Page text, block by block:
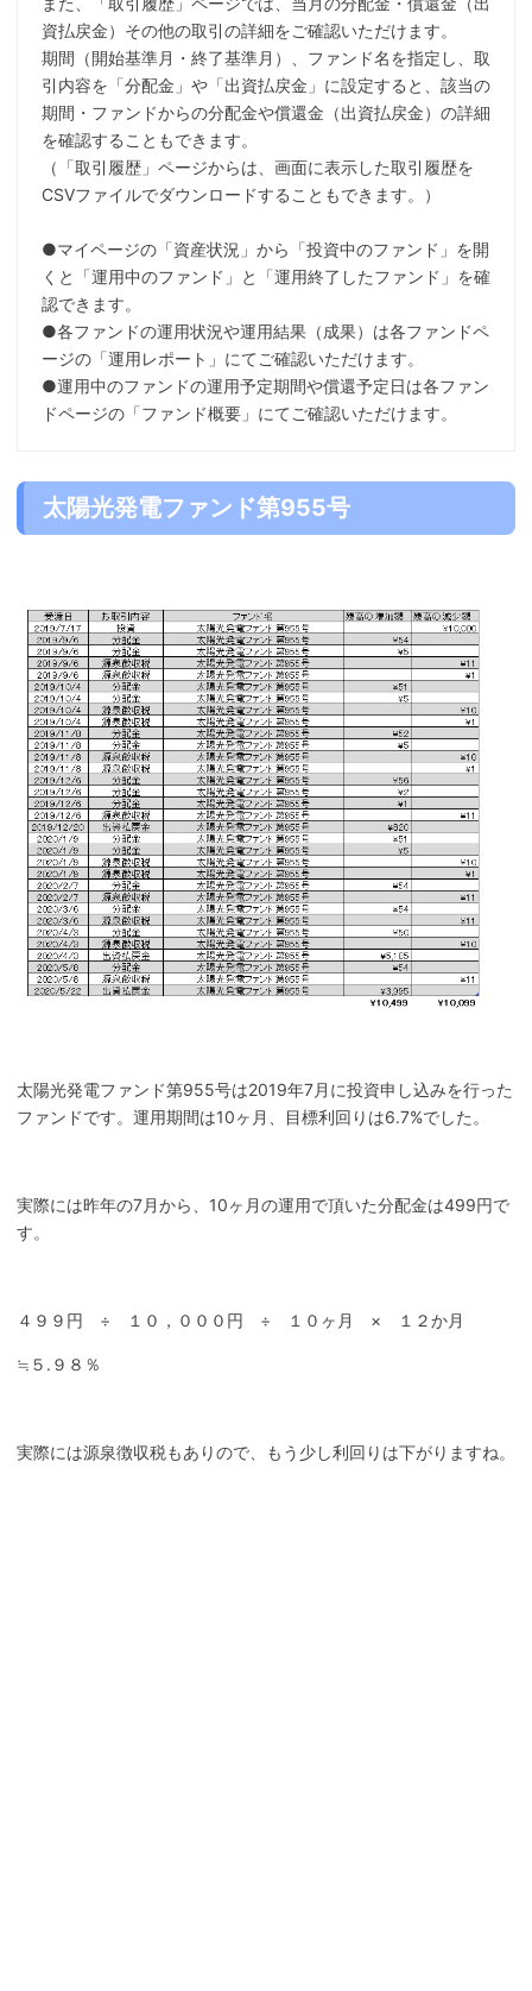
資払戻金）その他の取引の詳細をご確認いただけます。
期間（開始基準月・終了基準月）、ファンド名を指定し、 取
引内容を「分配金」や「出資払戻金」に設定すると、 該当の
期間・ファンドからの分配金や償還金（出資払戻金） の詳細
を確認することもできます。
（「取引履歴」ページからは、 画面に表示した取引履歴を
CSVファイルでダウンロードすること もできます。）
●マイページの「資産状況」から「投資中のファンド」を開
くと「運用中のファンド」と「運用終了したファンド」を確
認できます。
●各ファンドの運用状況や運用結果（成果） は各ファンドペ
ージの「運用レポート」にてご確認いただけます。
●運用中のファンドの運用予定期間や償還予定日は各ファン
ドページの「ファンド概要」にてご確認いただけます。
太陽光発電ファンド第955号
太陽光発電ファンド第955号は2019年7月に投資申し込みを行った
ファンドです。運用期間は10ヶ月、目標利回りは6.7%でした。
実際には昨年の7月から、10ヶ月の運用で頂いた分配金は499円で
す。
４９９円 ÷ １０，０００円 ÷ １０ヶ月 × １２か月
≒５.９８％
実際には源泉徴収税もありので、もう少し利回りは下がりますね。